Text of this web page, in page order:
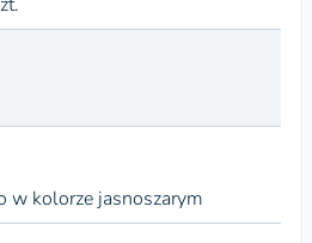
w kolorze jasnoszarym